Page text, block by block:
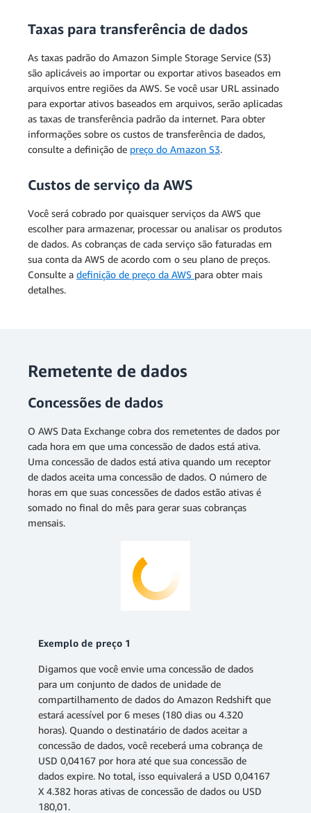
Taxas para transferência de dados
As taxas padrão do Amazon Simple Storage Service (S3)
são aplicáveis ao importar ou exportar ativos baseados em
arquivos entre regiões da AWS. Se você usar URL assinado
para exportar ativos baseados em arquivos, serão aplicadas
as taxas de transferência padrão da internet. Para obter
informações sobre os custos de transferência de dados,
consulte a definição de preço do Amazon S3.
Custos de serviço da AWS
Você será cobrado por quaisquer serviços da AWS que
escolher para armazenar, processar ou analisar os produtos
de dados. As cobranças de cada serviço são faturadas em
sua conta da AWS de acordo com o seu plano de preços.
Consulte a definição de preço da AWS para obter mais
detalhes.
Remetente de dados
Concessões de dados
O AWS Data Exchange cobra dos remetentes de dados por
cada hora em que uma concessão de dados está ativa.
Uma concessão de dados está ativa quando um receptor
de dados aceita uma concessão de dados. O número de
horas em que suas concessões de dados estão ativas é
somado no final do mês para gerar suas cobranças
mensais.
Exemplo de preço 1
Digamos que você envie uma concessão de dados
para um conjunto de dados de unidade de
compartilhamento de dados do Amazon Redshift que
estará acessível por 6 meses (180 dias ou 4.320
horas). Quando o destinatário de dados aceitar a
concessão de dados, você receberá uma cobrança de
USD 0,04167 por hora até que sua concessão de
dados expire. No total, isso equivalerá a USD 0,04167
X 4.382 horas ativas de concessão de dados ou USD
180,01.